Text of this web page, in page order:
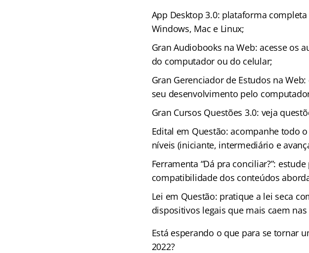
App Desktop 3.0: plataforma
Windows, Mac e Linux;
Gran Audiobooks na Web: acesse os
do computador ou do celular;
Gran Gerenciador de Estudos na
seu desenvolvimento pelo
Gran Cursos Questões 3.0: veja
Edital em Questão: acompanhe todo
níveis (iniciante, intermediário e
Ferramenta “Dá pra conciliar?”:
compatibilidade dos conteúdos
Lei em Questão: pratique a lei seca
dispositivos legais que mais caem
Está esperando o que para se tornar
2022?